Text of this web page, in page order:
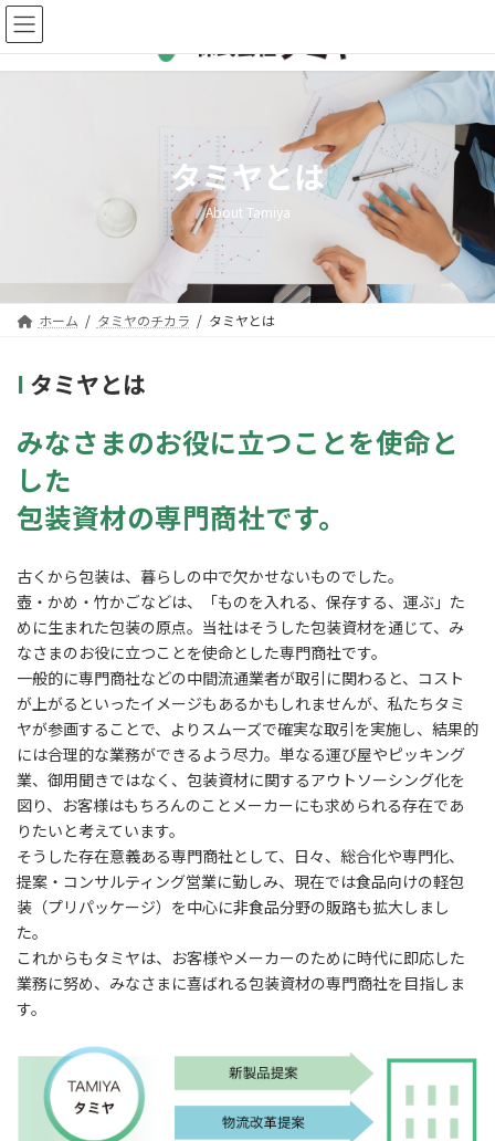
コ
ン
テ
ン
ナ
ビ
ゲ
ー
タミヤとは
About Tamiya
ホーム タミヤのチカラ タミヤとは
I タミヤとは
みなさまのお役に立つことを使命と
した
包装資材の専門商社です。
古くから包装は、暮らしの中で欠かせないものでした。
壺・かめ・竹かごなどは、「ものを入れる、保存する、運ぶ」た
めに生まれた包装の原点。当社はそうした包装資材を通じて、み
なさまのお役に立つことを使命とした専門商社です。
一般的に専門商社などの中間流通業者が取引に関わると、コスト
が上がるといったイメージもあるかもしれませんが、私たちタミ
ヤが参画することで、よりスムーズで確実な取引を実施し、結果的
には合理的な業務ができるよう尽力。単なる運び屋やピッキング
業、御用聞きではなく、包装資材に関するアウトソーシング化を
図り、お客様はもちろんのことメーカーにも求められる存在であ
りたいと考えています。
そうした存在意義ある専門商社として、日々、総合化や専門化、
提案・コンサルティング営業に勤しみ、現在では食品向けの軽包
装（プリパッケージ）を中心に非食品分野の販路も拡大しまし
た。
これからもタミヤは、お客様やメーカーのために時代に即応した
業務に努め、みなさまに喜ばれる包装資材の専門商社を目指しま
す。